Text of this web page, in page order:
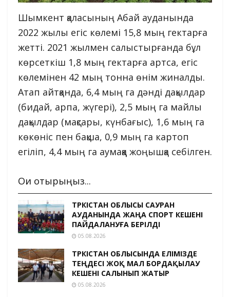
Шымкент қаласының Абай ауданында
2022 жылы егіс көлемі 15,8 мың гектарға
жетті. 2021 жылмен салыстырғанда бұл
көрсеткіш 1,8 мың гектарға артса, егіс
көлемінен 42 мың тонна өнім жиналды.
Атап айтқанда, 6,4 мың га дәнді дақылдар
(бидай, арпа, жүгері), 2,5 мың га майлы
дақылдар (мақсары, күнбағыс), 1,6 мың га
көкөніс пен бақша, 0,9 мың га картоп
егіліп, 4,4 мың га аумаққа жоңышқа себілген.
Оқи отырыңыз...
ТҮРКІСТАН ОБЛЫСЫ САУРАН
АУДАНЫНДА ЖАҢА СПОРТ КЕШЕНІ
ПАЙДАЛАНУҒА БЕРІЛДІ
05.08.2026
ТҮРКІСТАН ОБЛЫСЫНДА ЕЛІМІЗДЕ
ТЕҢДЕСІ ЖОҚ МАЛ БОРДАҚЫЛАУ
КЕШЕНІ САЛЫНЫП ЖАТЫР
05.08.2026